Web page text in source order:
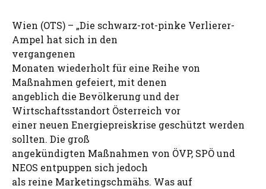
Wien (OTS) – „Die schwarz-rot-pinke Verlierer-
Ampel hat sich in den
vergangenen
Monaten wiederholt für eine Reihe von
Maßnahmen gefeiert, mit denen
angeblich die Bevölkerung und der
Wirtschaftsstandort Österreich vor
einer neuen Energiepreiskrise geschützt werden
sollten. Die groß
angekündigten Maßnahmen von ÖVP, SPÖ und
NEOS entpuppen sich jedoch
als reine Marketingschmähs. Was auf